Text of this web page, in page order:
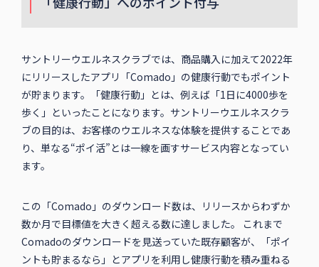
サントリーウエルネスクラブでは、商品購入に加えて2022年
にリリースしたアプリ「Comado」の健康行動でもポイント
が貯まります。「健康行動」とは、例えば「1日に4000歩を
歩く」といったことになります。サントリーウエルネスクラ
ブの目的は、お客様のウエルネスな体験を提供することであ
り、単なる“ポイ活”とは一線を画すサービス内容となってい
ます。
この「Comado」のダウンロード数は、リリースからわずか
数か月で目標値を大きく超える数に達しました。 これまで
Comadoのダウンロードを見送っていた既存顧客が、「ポイ
ントも貯まるなら」とアプリを利用し健康行動を積み重ねる